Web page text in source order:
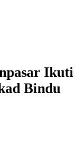
Ikuti
Bindu